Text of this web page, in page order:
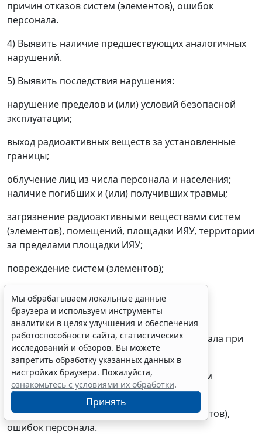
причин отказов систем (элементов), ошибок
персонала.
4) Выявить наличие предшествующих аналогичных
нарушений.
5) Выявить последствия нарушения:
нарушение пределов и (или) условий безопасной
эксплуатации;
выход радиоактивных веществ за установленные
границы;
облучение лиц из числа персонала и населения;
наличие погибших и (или) получивших травмы;
загрязнение радиоактивными веществами систем
(элементов), помещений, площадки ИЯУ, территории
за пределами площадки ИЯУ;
повреждение систем (элементов);
время простоя ИЯУ.
6) Выявить причины нарушения:
отказы систем (элементов), ошибки персонала при
нарушении;
непосредственные причины отказов систем
(элементов), ошибок персонала;
коренные причины отказов систем (элементов),
ошибок персонала.
Мы обрабатываем локальные данные
браузера и используем инструменты
аналитики в целях улучшения и обеспечения
работоспособности сайта, статистических
исследований и обзоров. Вы можете
запретить обработку указанных данных в
настройках браузера. Пожалуйста,
ознакомьтесь с условиями их обработки.
Принять